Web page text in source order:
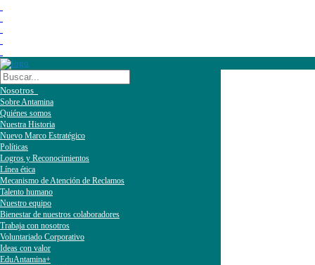
Nosotros
Sobre Antamina
Quiénes somos
Nuestra Historia
Nuevo Marco Estratégico
Políticas
Logros y Reconocimientos
Línea ética
Mecanismo de Atención de Reclamos
Talento humano
Nuestro equipo
Bienestar de nuestros colaboradores
Trabaja con nosotros
Voluntariado Corporativo
Ideas con valor
EduAntamina+